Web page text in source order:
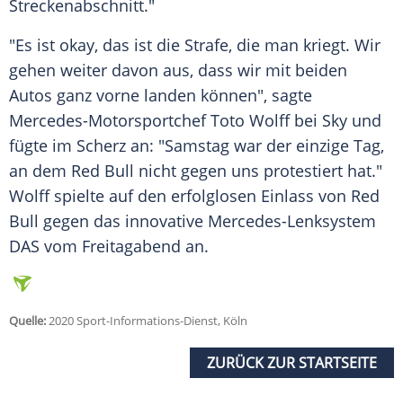
Streckenabschnitt."
"Es ist okay, das ist die Strafe, die man kriegt. Wir
gehen weiter davon aus, dass wir mit beiden
Autos ganz vorne landen können", sagte
Mercedes-Motorsportchef Toto Wolff bei Sky und
fügte im Scherz an: "Samstag war der einzige Tag,
an dem Red Bull nicht gegen uns protestiert hat."
Wolff spielte auf den erfolglosen Einlass von Red
Bull gegen das innovative Mercedes-Lenksystem
DAS vom Freitagabend an.
Quelle:2020 Sport-Informations-Dienst, Köln
ZURÜCK ZUR STARTSEITE